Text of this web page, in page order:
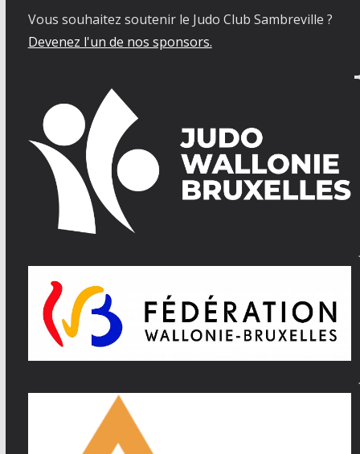
Vous souhaitez soutenir le Judo Club Sambreville ?
Devenez l'un de nos sponsors.